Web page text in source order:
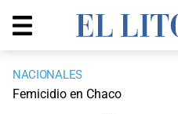
NACIONALES
Femicidio en Chaco